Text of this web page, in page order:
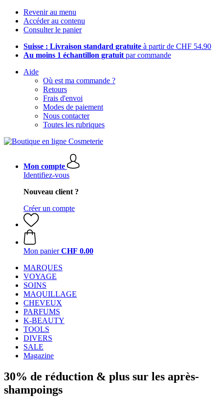
Revenir au menu
Accéder au contenu
Consulter le panier
Suisse : Livraison standard gratuite à partir de CHF 54.90
Au moins 1 échantillon gratuit par commande
Aide
Où est ma commande ?
Retours
Frais d'envoi
Modes de paiement
Nous contacter
Toutes les rubriques
Mon compte
Identifiez-vous
Nouveau client ?
Créer un compte
Mon panier CHF 0.00
MARQUES
VOYAGE
SOINS
MAQUILLAGE
CHEVEUX
PARFUMS
K-BEAUTY
TOOLS
DIVERS
SALE
Magazine
30% de réduction & plus sur les après-
shampoings